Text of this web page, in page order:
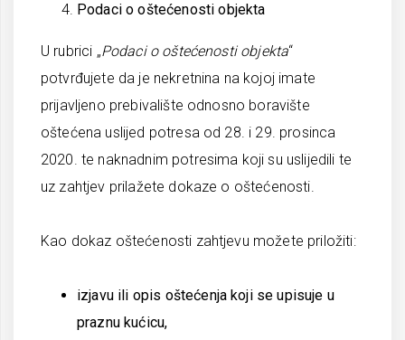
Podaci o oštećenosti objekta
U rubrici „Podaci o oštećenosti objekta“
potvrđujete da je nekretnina na kojoj imate
prijavljeno prebivalište odnosno boravište
oštećena uslijed potresa od 28. i 29. prosinca
2020. te naknadnim potresima koji su uslijedili te
uz zahtjev prilažete dokaze o oštećenosti.
Kao dokaz oštećenosti zahtjevu možete priložiti:
izjavu ili opis oštećenja koji se upisuje u
praznu kućicu,